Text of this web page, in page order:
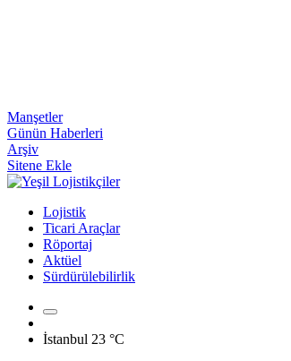
Manşetler
Günün Haberleri
Arşiv
Sitene Ekle
Lojistik
Ticari Araçlar
Röportaj
Aktüel
Sürdürülebilirlik
İstanbul 23 °C